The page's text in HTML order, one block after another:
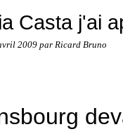
Casta j'ai
2009 par Ricard Bruno